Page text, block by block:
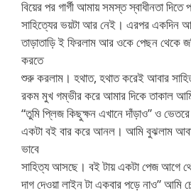
বিয়ের পর গার্গী আমায় সমস্ত স্বাধীনতা
সাহিত্যের ভয়টা আর নেই। এরপর একদিন
তাড়াতাড়ি ই ফিরলাম আর ওকে পেছন থেকে
করতে
শুরু করলাম। হথাত, হথাত করেই আবার
রকম মুখ গম্ভীর করে আমার দিকে তাকাল
“তুমি প্লিজ কিছুক্ষন এখানে দাঁড়াও” ও
একটা বই বার করে আনল। আমি বুঝলাম
ভাবে
সাহিত্য আসছে। বই টায় একটা পেজ আগে
দাগ দেওয়া লাইন টা একবার পড়ে নাও”